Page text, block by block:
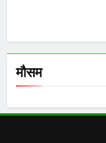
मौसम